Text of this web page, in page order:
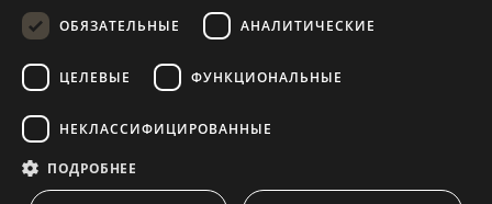
НАВИГАЦИЯ
Объекты
Путеводители
КОЛЛЕКЦИЯ
Эксклюзивы
СВЯЗАТЬСЯ DUTCH
ОБЯЗАТЕЛЬНЫЕ
АНАЛИТИЧЕСКИЕ
ЦЕЛЕВЫЕ ФУНКЦИОНАЛЬНЫЕ
НЕКЛАССИФИЦИРОВАННЫЕ
ПОДРОБНЕЕ